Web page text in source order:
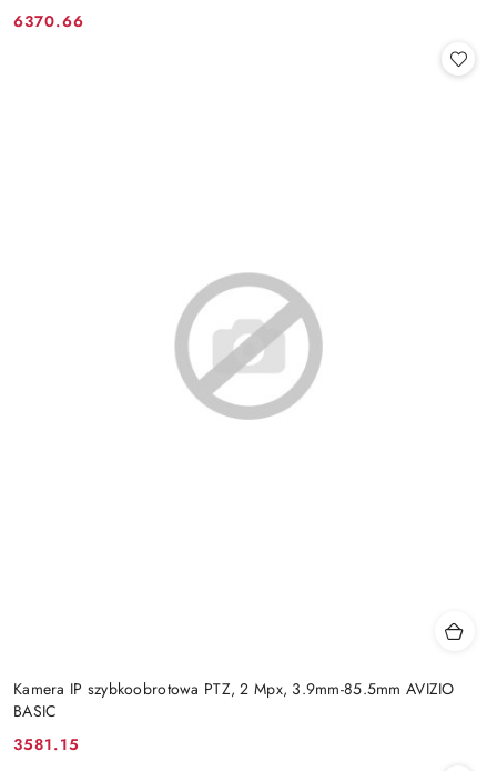
Cena:
6370.66
Kamera IP szybkoobrotowa PTZ, 2 Mpx, 3.9mm-85.5mm AVIZIO
BASIC
Cena:
3581.15